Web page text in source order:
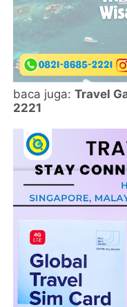
baca juga:Travel
2221